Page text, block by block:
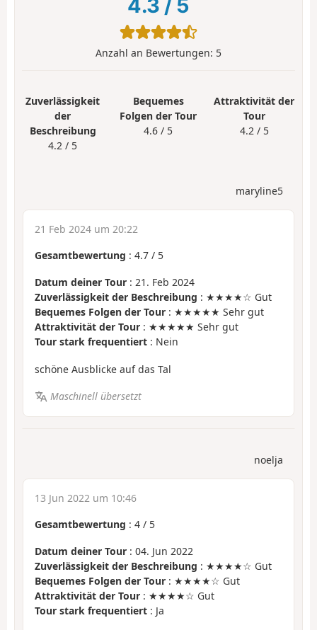
4.3 / 5
Anzahl an Bewertungen: 5
Zuverlässigkeit
der
Beschreibung
4.2 / 5
Bequemes
Folgen der Tour
4.6 / 5
Attraktivität der
Tour
4.2 / 5
maryline5
21 Feb 2024 um 20:22
Gesamtbewertung : 4.7 / 5
Datum deiner Tour : 21. Feb 2024
Zuverlässigkeit der Beschreibung : ★★★★☆ Gut
Bequemes Folgen der Tour : ★★★★★ Sehr gut
Attraktivität der Tour : ★★★★★ Sehr gut
Tour stark frequentiert : Nein
schöne Ausblicke auf das Tal
Maschinell übersetzt
noelja
13 Jun 2022 um 10:46
Gesamtbewertung : 4 / 5
Datum deiner Tour : 04. Jun 2022
Zuverlässigkeit der Beschreibung : ★★★★☆ Gut
Bequemes Folgen der Tour : ★★★★☆ Gut
Attraktivität der Tour : ★★★★☆ Gut
Tour stark frequentiert : Ja